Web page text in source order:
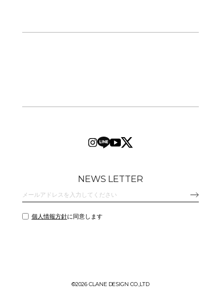
NEWS LETTER
個人情報方針に同意します
©2026 CLANE DESIGN CO.,LTD